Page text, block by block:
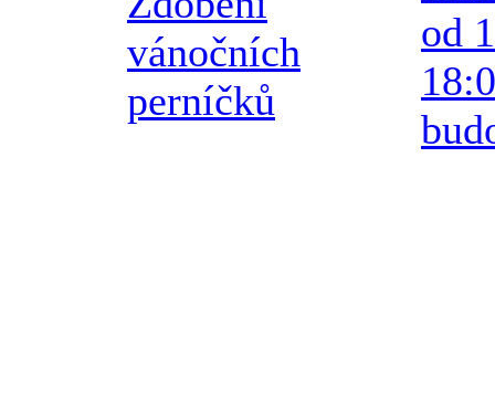
vánočních
perníčků
od